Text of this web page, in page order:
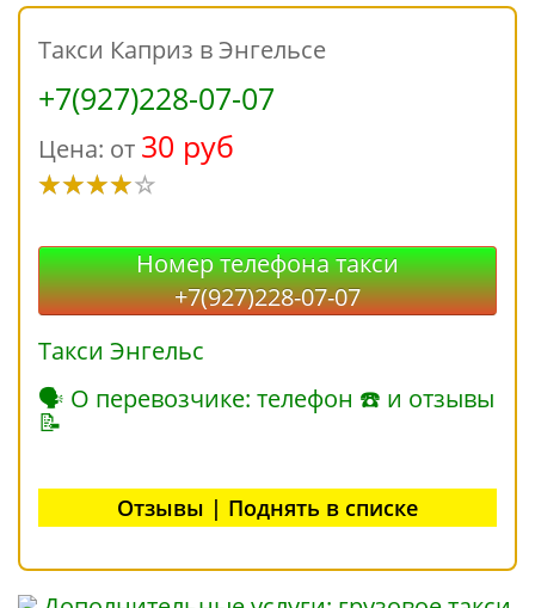
Такси Каприз в Энгельсе
+7(927)228-07-07
Цена: от 30 руб
Номер телефона такси
+7(927)228-07-07
Такси Энгельс
🗣 О перевозчике: телефон ☎ и отзывы
📝
Отзывы | Поднять в списке